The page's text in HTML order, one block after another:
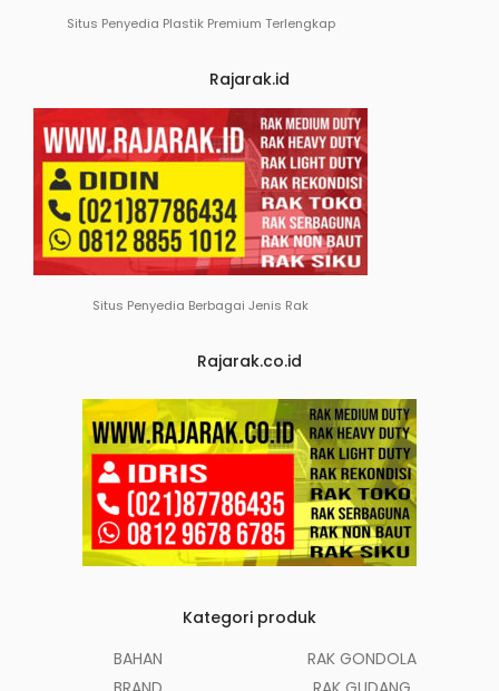
Situs Penyedia Plastik Premium Terlengkap
Rajarak.id
Situs Penyedia Berbagai Jenis Rak
Rajarak.co.id
Kategori produk
BAHAN
RAK GONDOLA